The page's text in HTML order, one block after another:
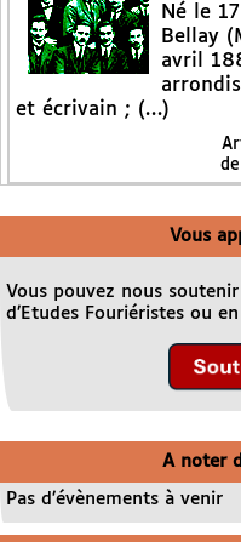
Né le
Bellay
avril
et écrivain ; (…)
Vous
Vous pouvez nous
d’Etudes Fouriéristes ou
A noter
Pas d’évènements à venir